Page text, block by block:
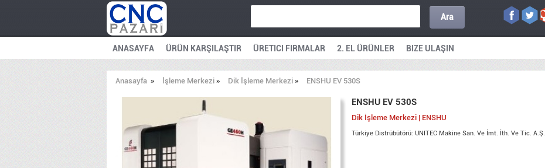
Ara
ANASAYFA ÜRÜN KARŞILAŞTIR ÜRETICI FIRMALAR 2. EL ÜRÜNLER BIZE ULAŞIN
Anasayfa» İşleme Merkezi» Dik İşleme Merkezi» ENSHU EV 530S
ENSHU EV 530S
Dik İşleme Merkezi | ENSHU
Türkiye Distrübütörü: UNITEC Makine San. Ve İmt. İth. Ve Tic. A.Ş.